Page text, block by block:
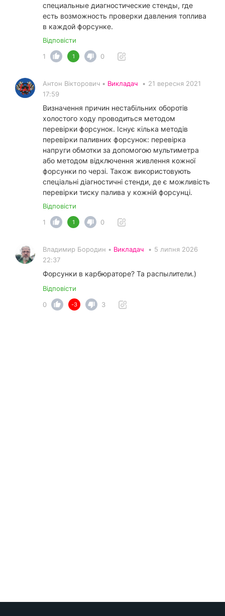
специальные диагностические стенды, где
есть возможность проверки давления топлива
в каждой форсунке.
Відповісти
1
1 0
Антон Вікторович • Викладач • 21 вересня 2021
17:59
Визначення причин нестабільних оборотів
холостого ходу проводиться методом
перевірки форсунок. Існує кілька методів
перевірки паливних форсунок: перевірка
напруги обмотки за допомогою мультиметра
або методом відключення живлення кожної
форсунки по черзі. Також використовують
спеціальні діагностичні стенди, де є можливість
перевірки тиску палива у кожній форсунці.
Відповісти
1
1 0
Владимир Бородин • Викладач • 5 липня 2026
22:37
Форсунки в карбюраторе? Та распылители.)
Відповісти
0
-3 3